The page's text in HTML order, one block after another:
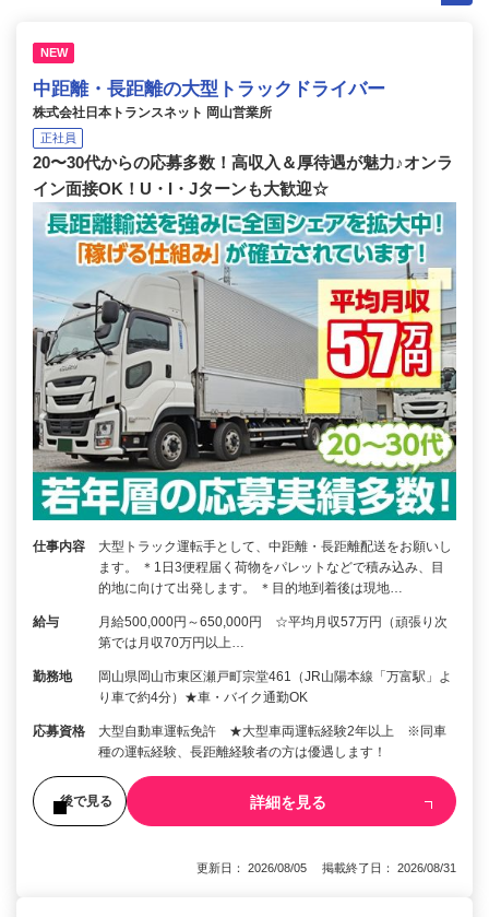
NEW
中距離・長距離の大型トラックドライバー
株式会社日本トランスネット 岡山営業所
正社員
20〜30代からの応募多数！高収入＆厚待遇が魅力♪オンラ
イン面接OK！U・I・Jターンも大歓迎☆
仕事内容
大型トラック運転手として、中距離・長距離配送をお願いし
ます。 ＊1日3便程届く荷物をパレットなどで積み込み、目
的地に向けて出発します。 ＊目的地到着後は現地…
給与
月給500,000円～650,000円 ☆平均月収57万円（頑張り次
第では月収70万円以上…
勤務地
岡山県岡山市東区瀬戸町宗堂461（JR山陽本線「万富駅」よ
り車で約4分）★車・バイク通勤OK
応募資格
大型自動車運転免許 ★大型車両運転経験2年以上 ※同車
種の運転経験、長距離経験者の方は優遇します！
後で見る 詳細を見る
更新日： 2026/08/05 掲載終了日： 2026/08/31